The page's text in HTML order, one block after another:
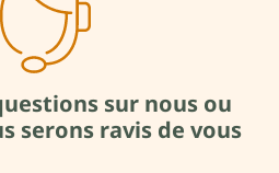
sur nous ou
serons ravis de vous